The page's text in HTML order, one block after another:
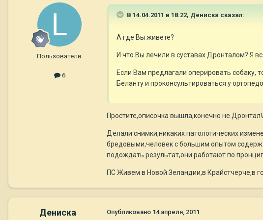
Пользователи.
6
В 14.04.2011 в 18:22, Дениска сказал:
А где Вы живете?
И что Вы лечили в суставах Дронталом? Я
Если Вам предлагали оперировать собаку,
Беланту и проконсультироваться у
Простите,описочка вышла,конечно не
Делали снимки,никаких патологических
бредовыми,человек с большим опытом
подождать результат,они работают по
ПС Живем в Новой Зеландии,в Крайстчерче,в
Дениска Опубликовано 14 апреля, 2011